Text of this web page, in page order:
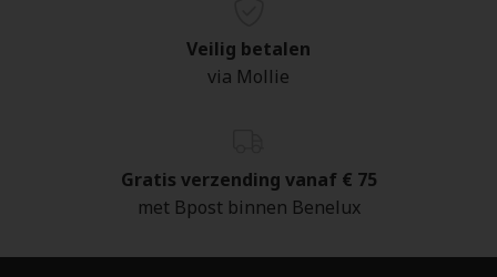
Veilig betalen
via Mollie
Gratis verzending vanaf € 75
met Bpost binnen Benelux